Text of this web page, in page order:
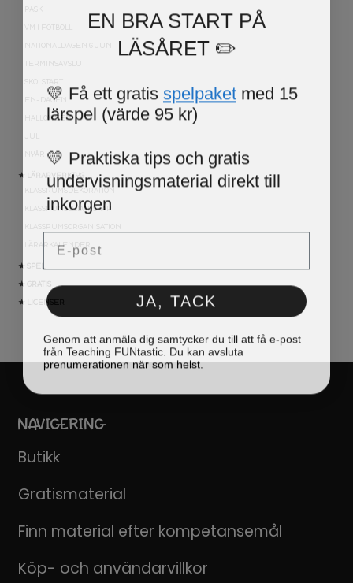
VM I FOTBOLL
NATIONALDAGEN 6 JUNI
TERMINSAVSLUT
SKOLSTART
FN-DAGEN
HALLOWEEN
★ LÄRARVERKTYG
KLASSRUMSDEKORATION
KLASSRUMSLEDARSKAP
KLASSRUMSORGANISATION
LÄRARKALENDER
★ SPEL
★ GRATIS
★ LICENSER
NAVIGERING
Butikk
Gratismaterial
Finn material efter kompetansemål
Köp- och användarvillkor
EN BRA START PÅ
LÄSÅRET ✏️
💛 Få ett gratis spelpaket med 15
lärspel (värde 95 kr)
💛 Praktiska tips och gratis
undervisningsmaterial direkt till
inkorgen
Email
JA, TACK
Genom att anmäla dig samtycker du till att få e-post
från Teaching FUNtastic. Du kan avsluta
prenumerationen när som helst.